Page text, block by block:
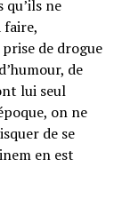
qu’ils ne
de drogue
de
lui seul
, on ne
de se
en est